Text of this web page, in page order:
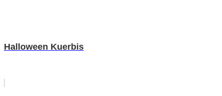
Halloween Kuerbis